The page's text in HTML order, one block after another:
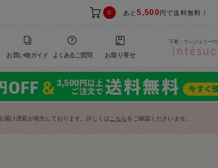
0 あと5,500 円で送料無料！
お買い物ガイド よくあるご質問 お取り寄せ
下着・ランジェリー
届け遅延が発生しております。詳しくはこちら をご確認くださいませ。